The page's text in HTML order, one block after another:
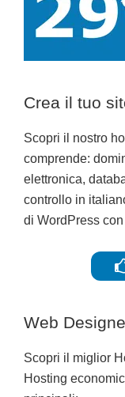
Crea il tuo
Scopri il nostro
comprende:
elettronica,
controllo in
di WordPress
Web
Scopri il miglior
Hosting